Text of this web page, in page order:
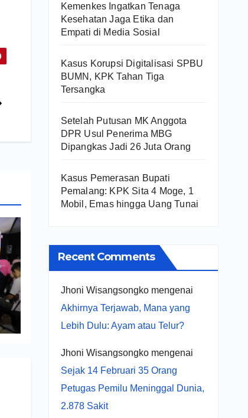
Kemenkes Ingatkan Tenaga
Kesehatan Jaga Etika dan
Empati di Media Sosial
Kasus Korupsi Digitalisasi SPBU
BUMN, KPK Tahan Tiga
Tersangka
Setelah Putusan MK Anggota
DPR Usul Penerima MBG
Dipangkas Jadi 26 Juta Orang
Kasus Pemerasan Bupati
Pemalang: KPK Sita 4 Moge, 1
Mobil, Emas hingga Uang Tunai
Recent Comments
Jhoni Wisangsongkomengenai
Akhirnya Terjawab, Mana yang
Lebih Dulu: Ayam atau Telur?
Jhoni Wisangsongkomengenai
Sejak 14 Februari 35 Orang
Petugas Pemilu Meninggal Dunia,
2.878 Sakit